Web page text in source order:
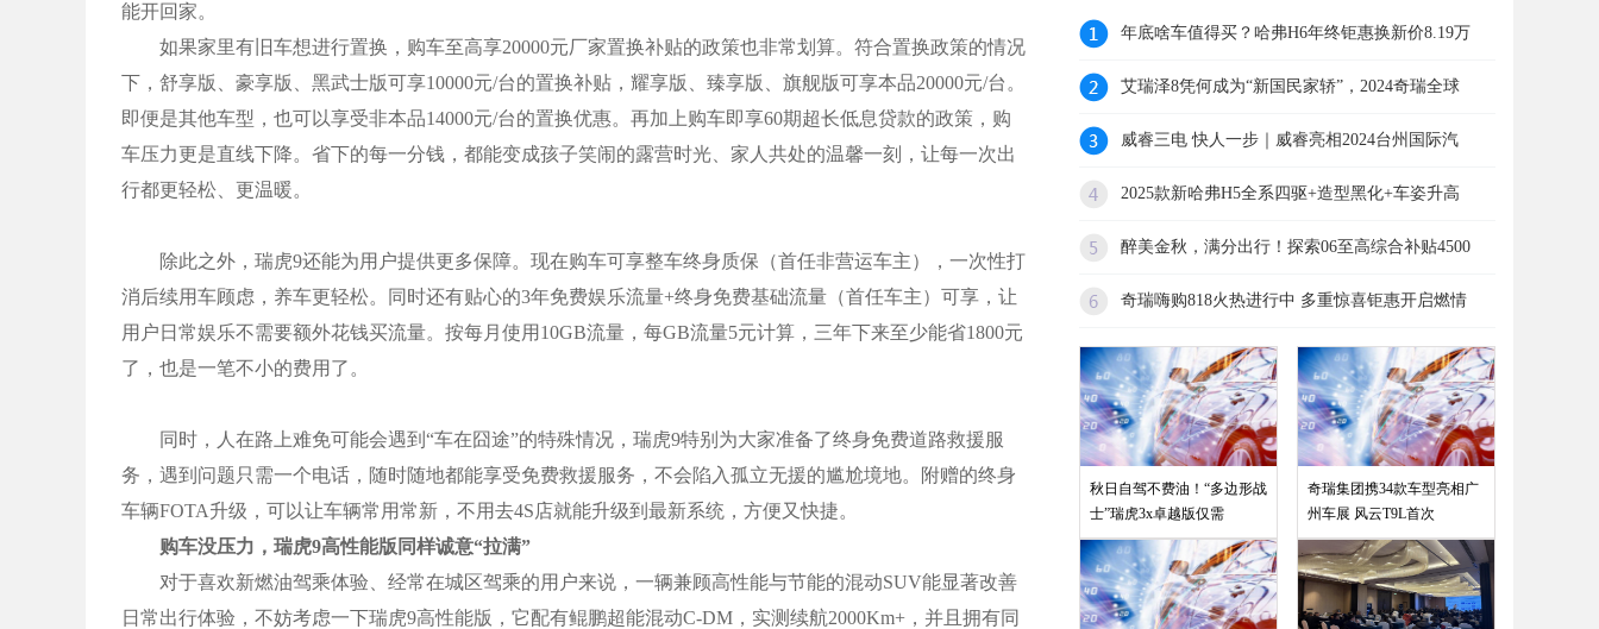
能开回家。
如果家里有旧车想进行置换，购车至高享20000元厂家置换补贴的政策也非常划算。符合置换政策的情况
下，舒享版、豪享版、黑武士版可享10000元/台的置换补贴，耀享版、臻享版、旗舰版可享本品20000元/台。
即便是其他车型，也可以享受非本品14000元/台的置换优惠。再加上购车即享60期超长低息贷款的政策，购
车压力更是直线下降。省下的每一分钱，都能变成孩子笑闹的露营时光、家人共处的温馨一刻，让每一次出
行都更轻松、更温暖。
除此之外，瑞虎9还能为用户提供更多保障。现在购车可享整车终身质保（首任非营运车主），一次性打
消后续用车顾虑，养车更轻松。同时还有贴心的3年免费娱乐流量+终身免费基础流量（首任车主）可享，让
用户日常娱乐不需要额外花钱买流量。按每月使用10GB流量，每GB流量5元计算，三年下来至少能省1800元
了，也是一笔不小的费用了。
同时，人在路上难免可能会遇到“车在囧途”的特殊情况，瑞虎9特别为大家准备了终身免费道路救援服
务，遇到问题只需一个电话，随时随地都能享受免费救援服务，不会陷入孤立无援的尴尬境地。附赠的终身
车辆FOTA升级，可以让车辆常用常新，不用去4S店就能升级到最新系统，方便又快捷。
购车没压力，瑞虎9高性能版同样诚意“拉满”
对于喜欢新燃油驾乘体验、经常在城区驾乘的用户来说，一辆兼顾高性能与节能的混动SUV能显著改善
日常出行体验，不妨考虑一下瑞虎9高性能版，它配有鲲鹏超能混动C-DM，实测续航2000Km+，并且拥有同
年底啥车值得买？哈弗H6年终钜惠换新价8.19万
艾瑞泽8凭何成为“新国民家轿”，2024奇瑞全球
威睿三电 快人一步｜威睿亮相2024台州国际汽
2025款新哈弗H5全系四驱+造型黑化+车姿升高
醉美金秋，满分出行！探索06至高综合补贴4500
奇瑞嗨购818火热进行中 多重惊喜钜惠开启燃情
秋日自驾不费油！“多边形战
士”瑞虎3x卓越版仅需
奇瑞集团携34款车型亮相广
州车展 风云T9L首次